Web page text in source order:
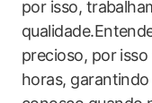
por isso,
precioso, por
horas,